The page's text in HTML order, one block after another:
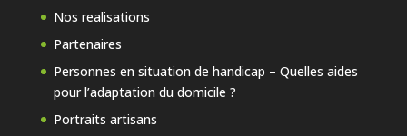
Nos realisations
Partenaires
Personnes en situation de handicap – Quelles aides
pour l’adaptation du domicile ?
Portraits artisans